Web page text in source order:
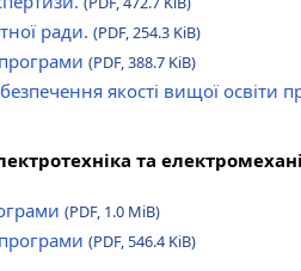
ради. (PDF, 254.3 KiB)
(PDF, 388.7 KiB)
якості вищої освіти
та
(PDF, 1.0 MiB)
(PDF, 546.4 KiB)